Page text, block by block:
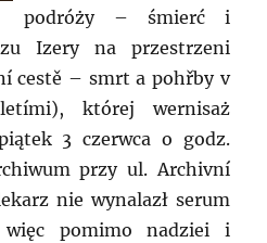
podróży – śmierć i
Izery na przestrzeni
cestě – smrt a pohřby v
której wernisaż
3 czerwca o godz.
przy ul. Archivní
nie wynalazł serum
więc pomimo nadziei i